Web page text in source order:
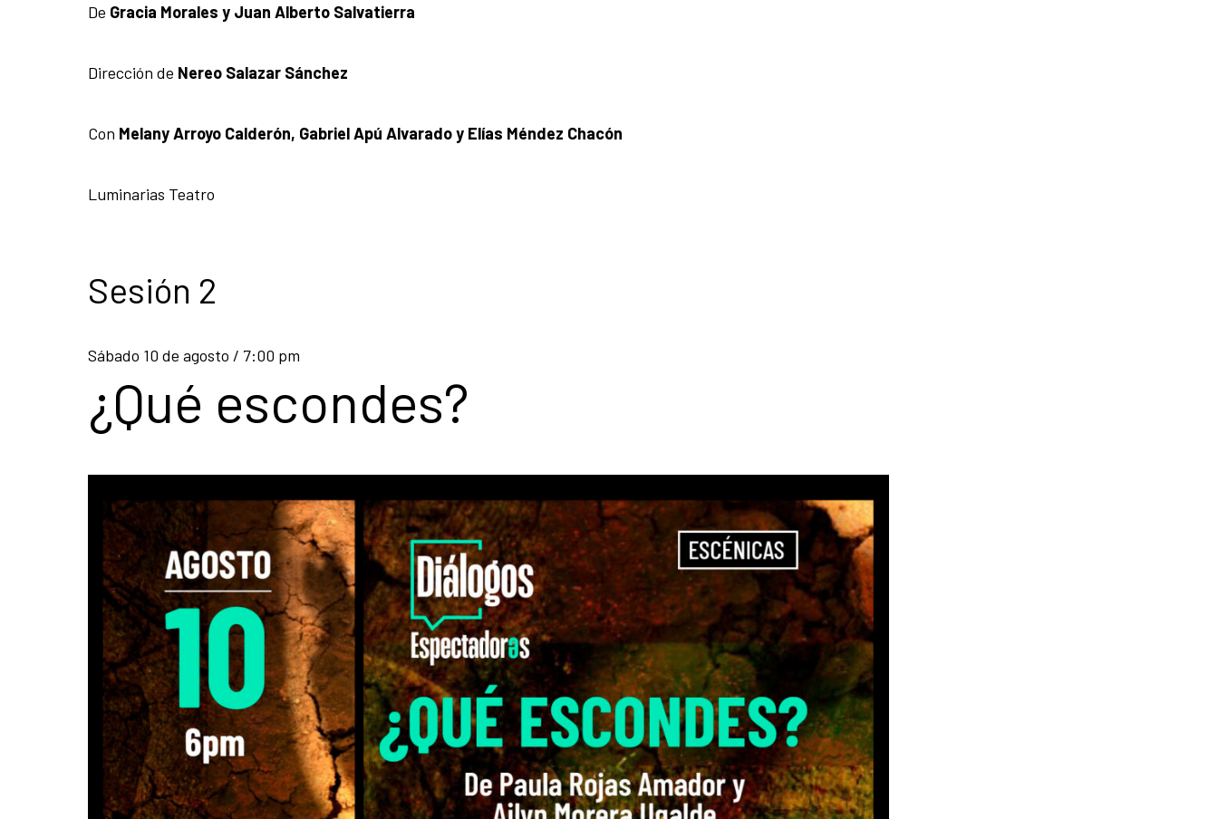
De Gracia Morales y Juan Alberto Salvatierra
Dirección de Nereo Salazar Sánchez
Con Melany Arroyo Calderón, Gabriel Apú Alvarado y Elías Méndez Chacón
Luminarias Teatro
Sesión 2
Sábado 10 de agosto / 7:00 pm
¿Qué escondes?